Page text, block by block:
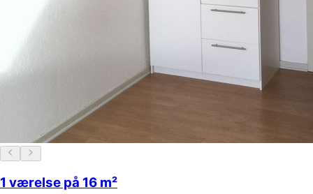
1 værelse på 16 m²